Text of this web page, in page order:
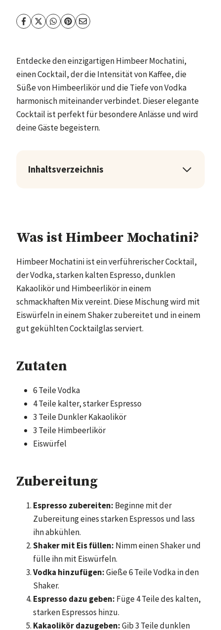
Entdecke den einzigartigen Himbeer Mochatini,
einen Cocktail, der die Intensität von Kaffee, die
Süße von Himbeerlikör und die Tiefe von Vodka
harmonisch miteinander verbindet. Dieser elegante
Cocktail ist perfekt für besondere Anlässe und wird
deine Gäste begeistern.
Inhaltsverzeichnis
Was ist Himbeer Mochatini?
Himbeer Mochatini ist ein verführerischer Cocktail,
der Vodka, starken kalten Espresso, dunklen
Kakaolikör und Himbeerlikör in einem
schmackhaften Mix vereint. Diese Mischung wird mit
Eiswürfeln in einem Shaker zubereitet und in einem
gut gekühlten Cocktailglas serviert.
Zutaten
6 Teile Vodka
4 Teile kalter, starker Espresso
3 Teile Dunkler Kakaolikör
3 Teile Himbeerlikör
Eiswürfel
Zubereitung
Espresso zubereiten: Beginne mit der
Zubereitung eines starken Espressos und lass
ihn abkühlen.
Shaker mit Eis füllen: Nimm einen Shaker und
fülle ihn mit Eiswürfeln.
Vodka hinzufügen:Gieße 6 Teile Vodka in den
Shaker.
Espresso dazu geben: Füge 4 Teile des kalten,
starken Espressos hinzu.
Kakaolikör dazugeben:Gib 3 Teile dunklen